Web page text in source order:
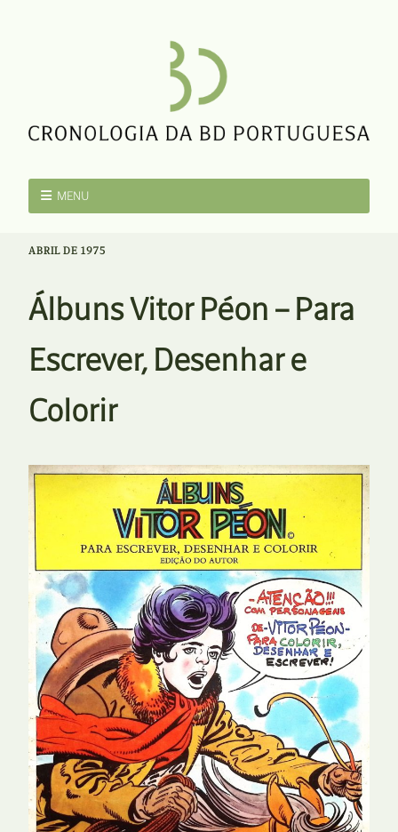
MENU
ABRIL DE 1975
Álbuns Vitor Péon – Para
Escrever, Desenhar e
Colorir